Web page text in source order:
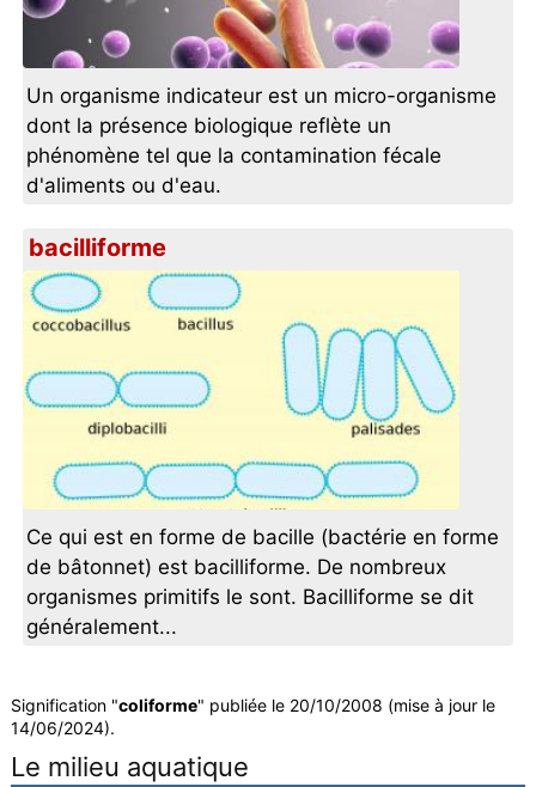
Un organisme indicateur est un micro-organisme
dont la présence biologique reflète un
phénomène tel que la contamination fécale
d'aliments ou d'eau.
bacilliforme
Ce qui est en forme de bacille (bactérie en forme
de bâtonnet) est bacilliforme. De nombreux
organismes primitifs le sont. Bacilliforme se dit
généralement...
Signification "coliforme" publiée le 20/10/2008 (mise à jour le
14/06/2024).
Le milieu aquatique